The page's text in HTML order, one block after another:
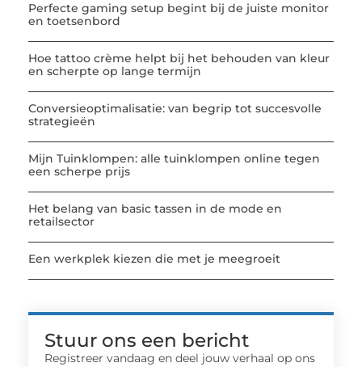
Perfecte gaming setup begint bij de juiste monitor
en toetsenbord
Hoe tattoo crème helpt bij het behouden van kleur
en scherpte op lange termijn
Conversieoptimalisatie: van begrip tot succesvolle
strategieën
Mijn Tuinklompen: alle tuinklompen online tegen
een scherpe prijs
Het belang van basic tassen in de mode en
retailsector
Een werkplek kiezen die met je meegroeit
Stuur ons een bericht
Registreer vandaag en deel jouw verhaal op ons